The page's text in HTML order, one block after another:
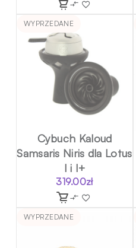
WYPRZEDANE
Cybuch Kaloud
Samsaris Niris dla Lotus
I i I+
319.00zł
WYPRZEDANE